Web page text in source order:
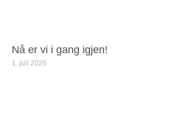
Nå er vi i gang igjen!
1. juli 2026